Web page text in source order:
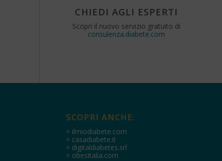
CHIEDI AGLI ESPERTI
Scopri il nuovo servizio gratuito di
consulenza.diabete.com
SCOPRI ANCHE:
> ilmiodiabete.com
> casadiabete.it
> digitaldiabetes.srl
> obesitalia.com